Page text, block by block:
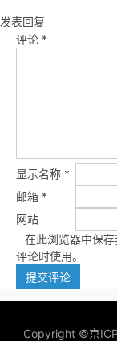
发表回复
评论 *
显示名称 *
邮箱 *
网站
在此浏览器中保
评论时使用。
Copyright ©京